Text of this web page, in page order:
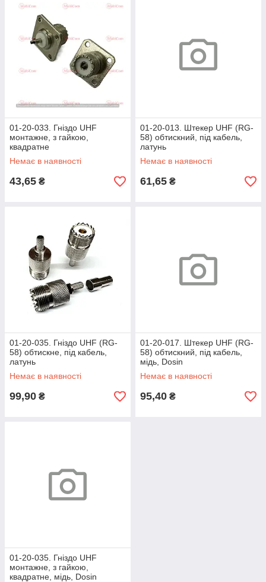
01-20-033. Гніздо UHF
монтажне, з гайкою,
квадратне
Немає в наявності
43,65 ₴
01-20-013. Штекер UHF (RG-
58) обтискний, під кабель,
латунь
Немає в наявності
61,65 ₴
01-20-035. Гніздо UHF (RG-
58) обтискне, під кабель,
латунь
Немає в наявності
99,90 ₴
01-20-017. Штекер UHF (RG-
58) обтискний, під кабель,
мідь, Dosin
Немає в наявності
95,40 ₴
01-20-035. Гніздо UHF
монтажне, з гайкою,
квадратне, мідь, Dosin